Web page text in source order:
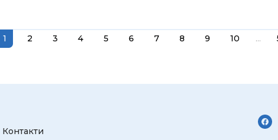
1 2 3 4 5 6 7 8 9 10 ...
Контакти